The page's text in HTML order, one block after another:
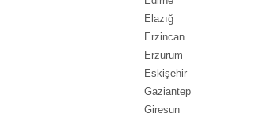
Elazığ
Erzincan
Erzurum
Eskişehir
Gaziantep
Giresun